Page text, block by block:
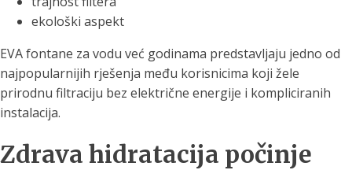
ekološki aspekt
EVA fontane za vodu već godinama predstavljaju jedno od
najpopularnijih rješenja među korisnicima koji žele
prirodnu filtraciju bez električne energije i kompliciranih
instalacija.
Zdrava hidratacija počinje